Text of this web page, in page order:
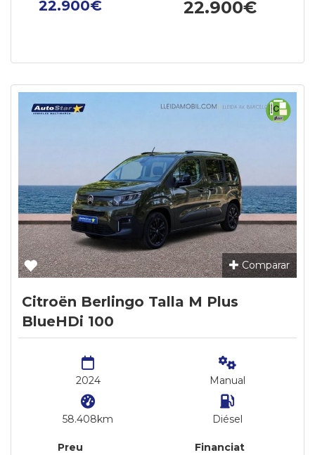
22.900€ 22.900€
Comparar
Citroën Berlingo Talla M Plus
BlueHDi 100
2024
58.408km
Manual
Diésel
Preu Financiat